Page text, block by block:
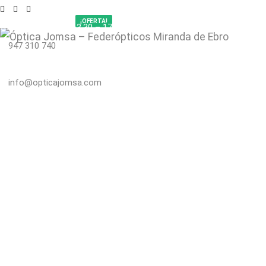
Lun – Vier: 9.30-13.30 – 17.00-20.00 | Sáb 9.30-14.00
947 310 740
info@opticajomsa.com
¡OFERTA!